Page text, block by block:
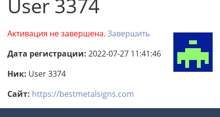
User 3374
Активация не завершена. Завершить
Дата регистрации: 2022-07-27 11:41:46
Ник: User 3374
Сайт: https://bestmetalsigns.com